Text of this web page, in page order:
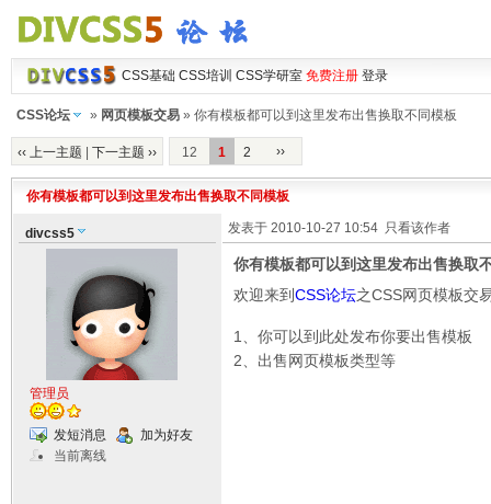
CSS基础 CSS培训 CSS学研室 免费注册 登录
CSS论坛 » 网页模板交易» 你有模板都可以到这里发布出售换取不同模板
‹‹ 上一主题 下一主题 ›› 12 1 2 ››
你有模板都可以到这里发布出售换取不同模板
divcss5
管理员
发短消息
加为好友
当前离线
发表于 2010-10-27 10:54 只看该作者
你有模板都可以到这里发布出售换取
欢迎来到 CSS论坛之CSS网页模板交
1、你可以到此处发布你要出售模板
2、出售网页模板类型等